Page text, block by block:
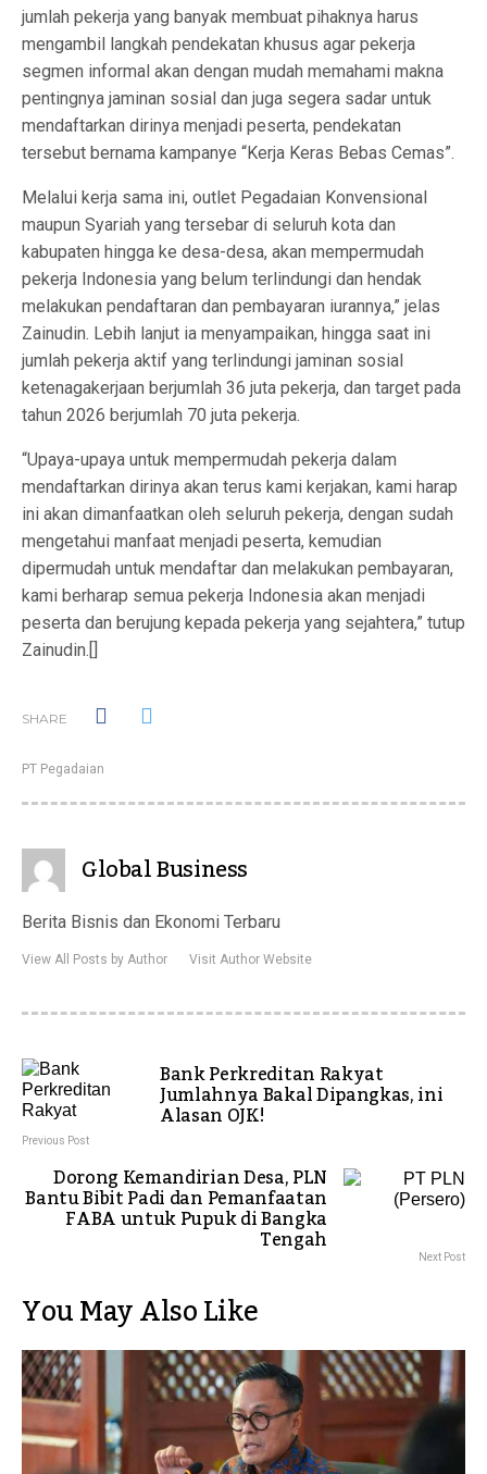
jumlah pekerja yang banyak membuat pihaknya harus
mengambil langkah pendekatan khusus agar pekerja
segmen informal akan dengan mudah memahami makna
pentingnya jaminan sosial dan juga segera sadar untuk
mendaftarkan dirinya menjadi peserta, pendekatan
tersebut bernama kampanye “Kerja Keras Bebas Cemas”.
Melalui kerja sama ini, outlet Pegadaian Konvensional
maupun Syariah yang tersebar di seluruh kota dan
kabupaten hingga ke desa-desa, akan mempermudah
pekerja Indonesia yang belum terlindungi dan hendak
melakukan pendaftaran dan pembayaran iurannya,” jelas
Zainudin. Lebih lanjut ia menyampaikan, hingga saat ini
jumlah pekerja aktif yang terlindungi jaminan sosial
ketenagakerjaan berjumlah 36 juta pekerja, dan target pada
tahun 2026 berjumlah 70 juta pekerja.
“Upaya-upaya untuk mempermudah pekerja dalam
mendaftarkan dirinya akan terus kami kerjakan, kami harap
ini akan dimanfaatkan oleh seluruh pekerja, dengan sudah
mengetahui manfaat menjadi peserta, kemudian
dipermudah untuk mendaftar dan melakukan pembayaran,
kami berharap semua pekerja Indonesia akan menjadi
peserta dan berujung kepada pekerja yang sejahtera,” tutup
Zainudin.[]
SHARE
PT Pegadaian
Global Business
Berita Bisnis dan Ekonomi Terbaru
View All Posts by Author Visit Author Website
Bank Perkreditan Rakyat
Jumlahnya Bakal Dipangkas, ini
Alasan OJK!
Previous Post
Dorong Kemandirian Desa, PLN
Bantu Bibit Padi dan Pemanfaatan
FABA untuk Pupuk di Bangka
Tengah Next Post
You May Also Like